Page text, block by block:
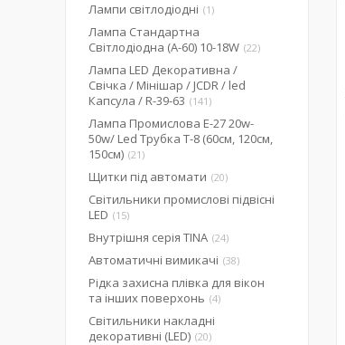
Лампи світлодіодні 1
Лампа Стандартна
Світлодіодна (А-60) 10-18W 22
Лампа LED Декоративна /
Свічка / Мінішар / JCDR / led
Капсула / R-39-63
141
Лампа Промислова Е-27 20w-
50w/ Led Трубка Т-8 (60см, 120см,
150см) 21
Щитки під автомати 20
Світильники промислові підвісні
LED
15
Внутрішня серія TINA 24
Автоматичні вимикачі 38
Рідка захисна плівка для вікон
та інших поверхонь 4
Світильники накладні
декоративні (LED) 20